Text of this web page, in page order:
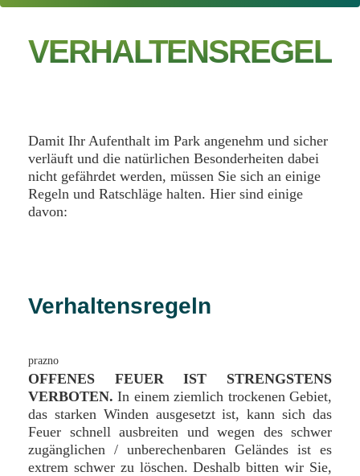
VERHALTENSREGELN
Damit Ihr Aufenthalt im Park angenehm und sicher
verläuft und die natürlichen Besonderheiten dabei
nicht gefährdet werden, müssen Sie sich an einige
Regeln und Ratschläge halten. Hier sind einige
davon:
Verhaltensregeln
OFFENES FEUER IST STRENGSTENS
VERBOTEN. In einem ziemlich trockenen Gebiet,
das starken Winden ausgesetzt ist, kann sich das
Feuer schnell ausbreiten und wegen des schwer
zugänglichen / unberechenbaren Geländes ist es
extrem schwer zu löschen. Deshalb bitten wir Sie,